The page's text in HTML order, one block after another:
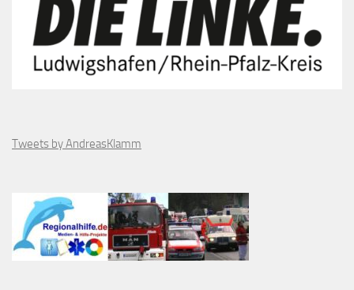
Tweets by AndreasKlamm